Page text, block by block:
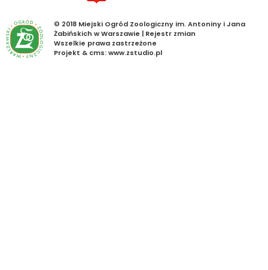
© 2018 Miejski Ogród Zoologiczny im. Antoniny i Jana
Żabińskich w Warszawie | Rejestr zmian
Wszelkie prawa zastrzeżone
Projekt & cms: www.zstudio.pl